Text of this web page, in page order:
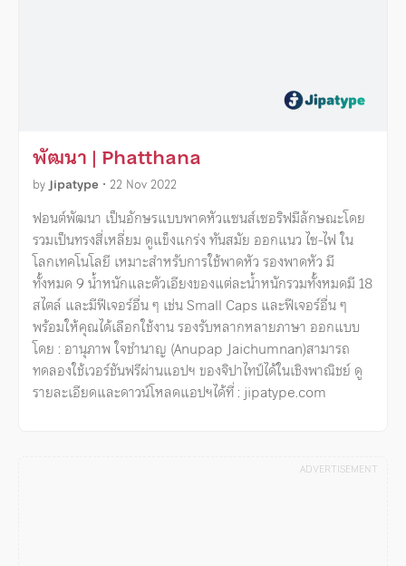
พัฒนา | Phatthana
byJipatype • 22 Nov 2022
ฟอนต์พัฒนา เป็นอักษรแบบพาดหัวแซนส์เซอริฟมีลักษณะโดย
รวมเป็นทรงสี่เหลี่ยม ดูแข็งแกร่ง ทันสมัย ออกแนว ไซ-ไฟ ใน
โลกเทคโนโลยี เหมาะสำหรับการใช้พาดหัว รองพาดหัว มี
ทั้งหมด 9 น้ำหนักและตัวเอียงของแต่ละน้ำหนักรวมทั้งหมดมี 18
สไตล์ และมีฟีเจอร์อื่น ๆ เช่น Small Caps และฟีเจอร์อื่น ๆ
พร้อมให้คุณได้เลือกใช้งาน รองรับหลากหลายภาษา ออกแบบ
โดย : อานุภาพ ใจชำนาญ (Anupap Jaichumnan)สามารถ
ทดลองใช้เวอร์ชันฟรีผ่านแอปฯ ของจิปาไทป์ได้ในเชิงพาณิชย์ ดู
รายละเอียดและดาวน์โหลดแอปฯได้ที่ : jipatype.com